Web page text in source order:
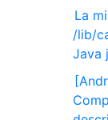
La
/lib/
Java